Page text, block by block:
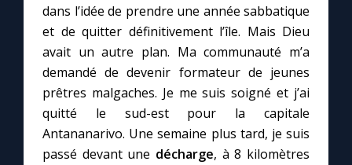
dans l’idée de prendre une année sabbatique
et de quitter définitivement l’île. Mais Dieu
avait un autre plan. Ma communauté m’a
demandé de devenir formateur de jeunes
prêtres malgaches. Je me suis soigné et j’ai
quitté le sud-est pour la capitale
Antananarivo. Une semaine plus tard, je suis
passé devant une décharge, à 8 kilomètres